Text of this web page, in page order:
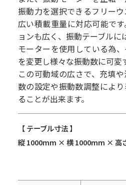
振動力を選択できるフリー
広い積載重量に対応可能で
ョンも広く、振動テーブル
モーターを使用している為
を変更し様々な振動数に可変
この可動域の広さで、充填
数の設定や振動数調整によ
ることが出来ます。
【 テーブル寸法 】
縦 1000mm × 横 1000mm × 高